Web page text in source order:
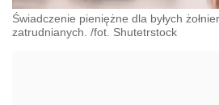
Świadczenie pieniężne dla byłych
zatrudnianych. /fot. Shutetrstock